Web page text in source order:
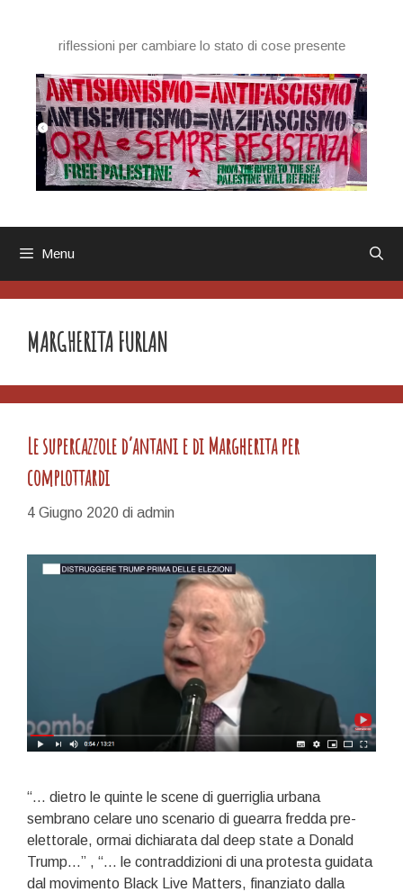
contenutoriflessioni per cambiare lo stato di cose presente
Menu
MARGHERITA FURLAN
Le supercazzole d’antani e di Margherita per
complottardi
4 Giugno 2020 di admin
“… dietro le quinte le scene di guerriglia urbana
sembrano celare uno scenario di guearra fredda pre-
elettorale, ormai dichiarata dal deep state a Donald
Trump…” , “… le contraddizioni di una protesta guidata
dal movimento Black Live Matters, finanziato dalla